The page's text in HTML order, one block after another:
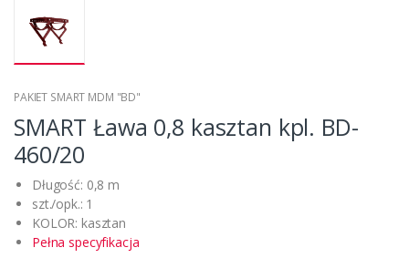
PAKIET SMART MDM "BD"
SMART Ława 0,8 kasztan kpl. BD-
460/20
Długość: 0,8 m
szt./opk.: 1
KOLOR: kasztan
Pełna specyfikacja